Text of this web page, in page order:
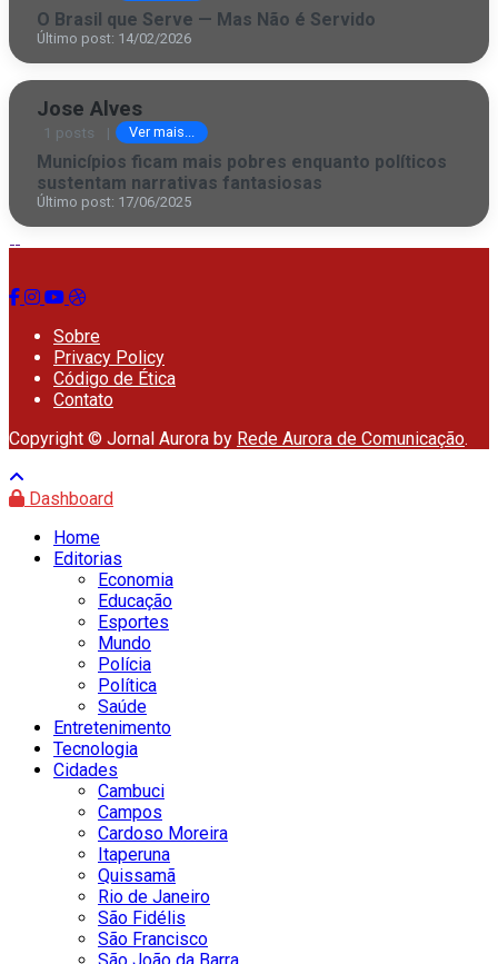
O Brasil que Serve — Mas Não é Servido
Último post: 14/02/2026
Jose Alves
1 posts | Ver mais...
Municípios ficam mais pobres enquanto políticos
sustentam narrativas fantasiosas
Último post: 17/06/2025
Sobre
Privacy Policy
Código de Ética
Contato
Copyright © Jornal Aurora by Rede Aurora de Comunicação.
Dashboard
Home
Editorias
Economia
Educação
Esportes
Mundo
Polícia
Política
Saúde
Entretenimento
Tecnologia
Cidades
Cambuci
Campos
Cardoso Moreira
Itaperuna
Quissamã
Rio de Janeiro
São Fidélis
São Francisco